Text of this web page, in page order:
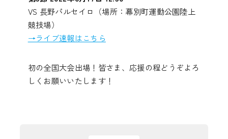
VS 長野パルセイロ（場所：幕別町運動公園陸上
競技場）
→ライブ速報はこちら
初の全国大会出場！皆さま、応援の程どうぞよろ
しくお願いいたします！